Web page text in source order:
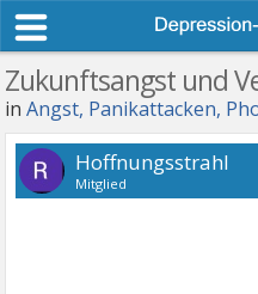
Zukunftsangst und
inAngst, Panikattacken,
Hoffnungsstrahl
Mitglied